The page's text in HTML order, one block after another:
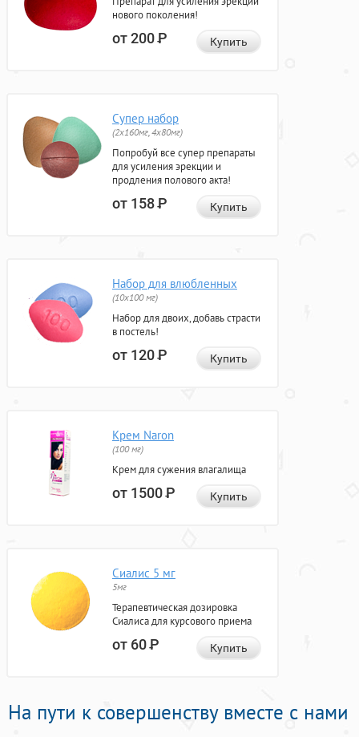
нового поколения!
от 200Р Купить
Супер набор
(2х160мг, 4х80мг)
Попробуй все супер препараты
для усиления эрекции и
продления полового акта!
от 158Р Купить
Набор для влюбленных
(10х100 мг)
Набор для двоих, добавь страсти
в постель!
от 120Р Купить
Крем Naron
(100 мг)
Крем для сужения влагалища
от 1500Р Купить
Сиалис 5 мг
5мг
Терапевтическая дозировка
Сиалиса для курсового приема
от 60Р Купить
На пути к совершенству вместе с нами